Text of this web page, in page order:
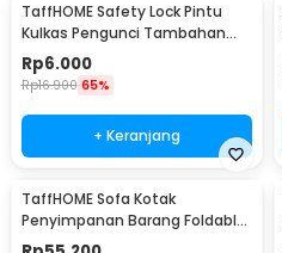
TaffHOME Safety Lock Pintu
Kulkas Pengunci Tambahan
Tempel - S1843
Rp6.000
Rp16.900 65%
+ Keranjang
TaffHOME Sofa Kotak
Penyimpanan Barang Foldable
Storage Box 30x30x30cm - L170